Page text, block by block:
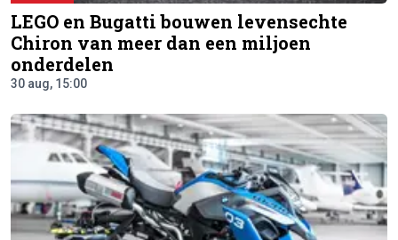
LEGO en Bugatti bouwen levensechte
Chiron van meer dan een miljoen
onderdelen
30 aug, 15:00